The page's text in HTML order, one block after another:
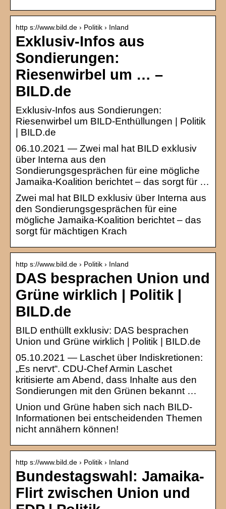
http s://www.bild.de › Politik › Inland
Exklusiv-Infos aus
Sondierungen:
Riesenwirbel um … –
BILD.de
Exklusiv-Infos aus Sondierungen:
Riesenwirbel um BILD-Enthüllungen | Politik
| BILD.de
06.10.2021 — Zwei mal hat BILD exklusiv
über Interna aus den
Sondierungsgesprächen für eine mögliche
Jamaika-Koalition berichtet – das sorgt für …
Zwei mal hat BILD exklusiv über Interna aus
den Sondierungsgesprächen für eine
mögliche Jamaika-Koalition berichtet – das
sorgt für mächtigen Krach
http s://www.bild.de › Politik › Inland
DAS besprachen Union und
Grüne wirklich | Politik |
BILD.de
BILD enthüllt exklusiv: DAS besprachen
Union und Grüne wirklich | Politik | BILD.de
05.10.2021 — Laschet über Indiskretionen:
„Es nervt“. CDU-Chef Armin Laschet
kritisierte am Abend, dass Inhalte aus den
Sondierungen mit den Grünen bekannt …
Union und Grüne haben sich nach BILD-
Informationen bei entscheidenden Themen
nicht annähern können!
http s://www.bild.de › Politik › Inland
Bundestagswahl: Jamaika-
Flirt zwischen Union und